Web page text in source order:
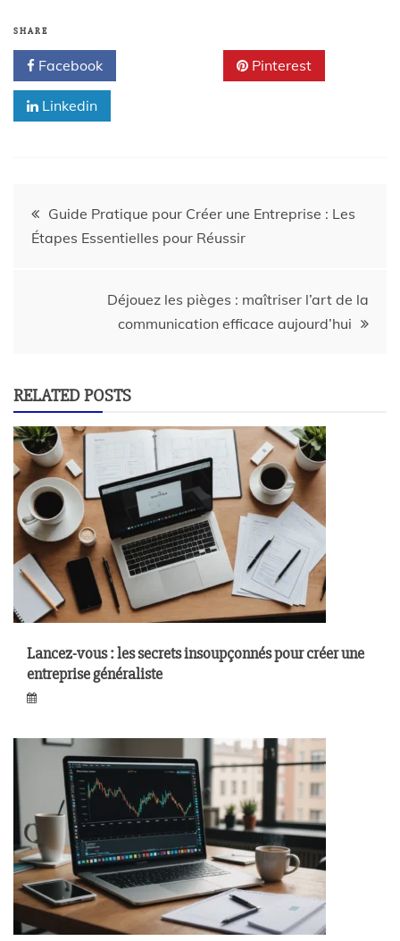
SHARE
Facebook Pinterest
Linkedin
Guide Pratique pour Créer une Entreprise : Les
Étapes Essentielles pour Réussir
Déjouez les pièges : maîtriser l’art de la
communication efficace aujourd’hui
RELATED POSTS
Lancez-vous : les secrets insoupçonnés pour créer une
entreprise généraliste